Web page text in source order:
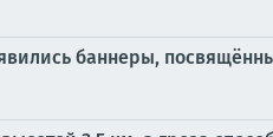
баннеры,